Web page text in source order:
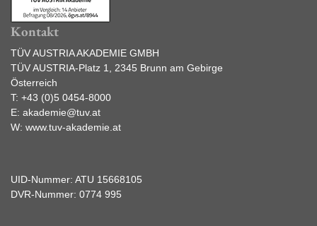
Kontakt
TÜV AUSTRIA AKADEMIE GMBH
TÜV AUSTRIA-Platz 1, 2345 Brunn am Gebirge
Österreich
T: +43 (0)5 0454-8000
E: akademie@tuv.at
W: www.tuv-akademie.at
UID-Nummer: ATU 15668105
DVR-Nummer: 0774 995